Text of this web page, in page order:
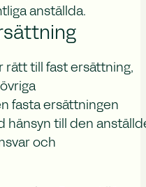
anställda.
till fast ersättning,
fasta ersättningen
hänsyn till den
och